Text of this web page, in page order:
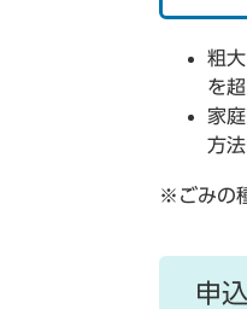
粗
を
家
方
※ごみの
申